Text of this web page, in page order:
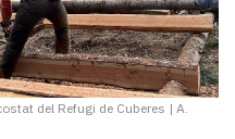
del Refugi de Cuberes | A.